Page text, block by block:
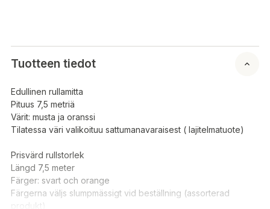
Tuotteen tiedot
Edullinen rullamitta
Pituus 7,5 metriä
Värit: musta ja oranssi
Tilatessa väri valikoituu sattumanavaraisest ( lajitelmatuote)
Prisvärd rullstorlek
Längd 7,5 meter
Färger: svart och orange
Färgerna väljs slumpmässigt vid beställning (assorterad
produkt)